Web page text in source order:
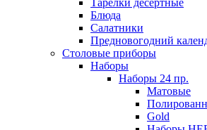
Блюда
Салатники
Предновогодний
Столовые приборы
Наборы
Наборы 24 пр.
Матовые
Gold